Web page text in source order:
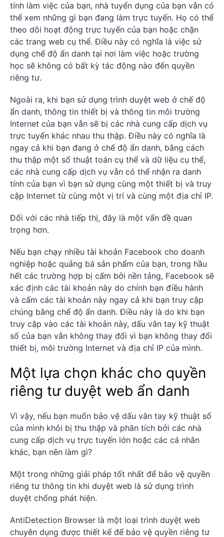
tính làm việc của bạn, nhà tuyển dụng của bạn vẫn có
thể xem những gì bạn đang làm trực tuyến. Họ có thể
theo dõi hoạt động trực tuyến của bạn hoặc chặn
các trang web cụ thể. Điều này có nghĩa là việc sử
dụng chế độ ẩn danh tại nơi làm việc hoặc trường
học sẽ không có bất kỳ tác động nào đến quyền
riêng tư.
Ngoài ra, khi bạn sử dụng trình duyệt web ở chế độ
ẩn danh, thông tin thiết bị và thông tin môi trường
Internet của bạn vẫn sẽ bị các nhà cung cấp dịch vụ
trực tuyến khác nhau thu thập. Điều này có nghĩa là
ngay cả khi bạn đang ở chế độ ẩn danh, bằng cách
thu thập một số thuật toán cụ thể và dữ liệu cụ thể,
các nhà cung cấp dịch vụ vẫn có thể nhận ra danh
tính của bạn vì bạn sử dụng cùng một thiết bị và truy
cập Internet từ cùng một vị trí và cùng một địa chỉ IP.
Đối với các nhà tiếp thị, đây là một vấn đề quan
trọng hơn.
Nếu bạn chạy nhiều tài khoản Facebook cho doanh
nghiệp hoặc quảng bá sản phẩm của bạn, trong hầu
hết các trường hợp bị cấm bởi nền tảng, Facebook sẽ
xác định các tài khoản này do chính bạn điều hành
và cấm các tài khoản này ngay cả khi bạn truy cập
chúng bằng chế độ ẩn danh. Điều này là do khi bạn
truy cập vào các tài khoản này, dấu vân tay kỹ thuật
số của bạn vẫn không thay đổi vì bạn không thay đổi
thiết bị, môi trường Internet và địa chỉ IP của mình.
Một lựa chọn khác cho quyền
riêng tư duyệt web ẩn danh
Vì vậy, nếu bạn muốn bảo vệ dấu vân tay kỹ thuật số
của mình khỏi bị thu thập và phân tích bởi các nhà
cung cấp dịch vụ trực tuyến lớn hoặc các cá nhân
khác, bạn nên làm gì?
Một trong những giải pháp tốt nhất để bảo vệ quyền
riêng tư thông tin khi duyệt web là sử dụng trình
duyệt chống phát hiện.
AntiDetection Browser là một loại trình duyệt web
chuyên dụng được thiết kế để bảo vệ quyền riêng tư